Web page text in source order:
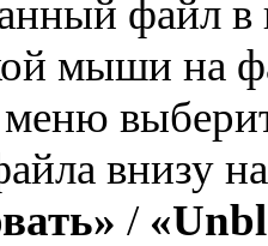
файл в
мыши на
меню
внизу
/